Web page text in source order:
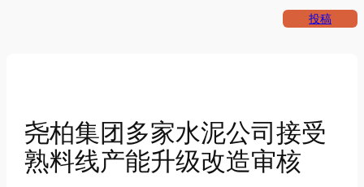
投稿
尧柏集团多家水泥公司接受
熟料线产能升级改造审核